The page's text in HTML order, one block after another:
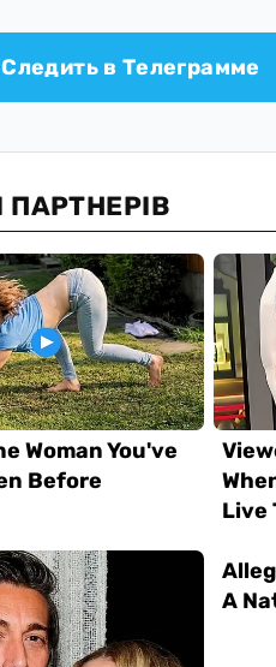
Следить в Телеграмме